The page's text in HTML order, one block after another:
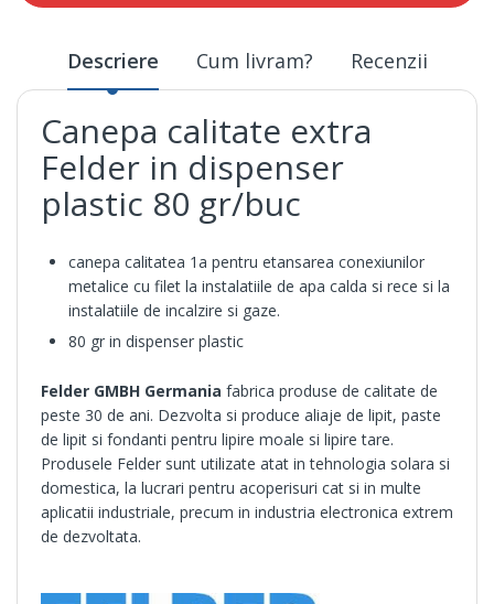
Descriere Cum livram? Recenzii
Canepa calitate extra
Felder in dispenser
plastic 80 gr/buc
canepa calitatea 1a pentru etansarea conexiunilor
metalice cu filet la instalatiile de apa calda si rece si la
instalatiile de incalzire si gaze.
80 gr in dispenser plastic
Felder GMBH Germania fabrica produse de calitate de
peste 30 de ani. Dezvolta si produce aliaje de lipit, paste
de lipit si fondanti pentru lipire moale si lipire tare.
Produsele Felder sunt utilizate atat in tehnologia solara si
domestica, la lucrari pentru acoperisuri cat si in multe
aplicatii industriale, precum in industria electronica extrem
de dezvoltata.